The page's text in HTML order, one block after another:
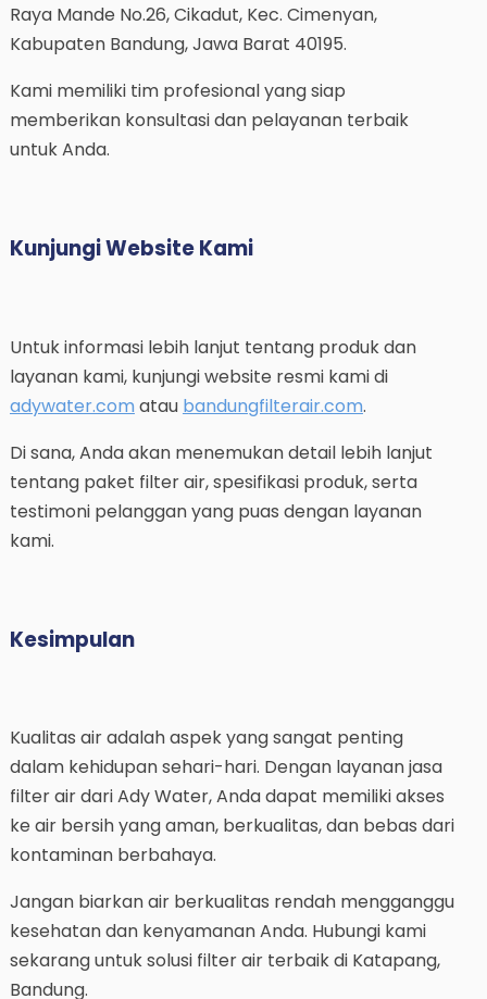
Raya Mande No.26, Cikadut, Kec. Cimenyan,
Kabupaten Bandung, Jawa Barat 40195.
Kami memiliki tim profesional yang siap
memberikan konsultasi dan pelayanan terbaik
untuk Anda.
Kunjungi Website Kami
Untuk informasi lebih lanjut tentang produk dan
layanan kami, kunjungi website resmi kami di
adywater.com atau bandungfilterair.com.
Di sana, Anda akan menemukan detail lebih lanjut
tentang paket filter air, spesifikasi produk, serta
testimoni pelanggan yang puas dengan layanan
kami.
Kesimpulan
Kualitas air adalah aspek yang sangat penting
dalam kehidupan sehari-hari. Dengan layanan jasa
filter air dari Ady Water, Anda dapat memiliki akses
ke air bersih yang aman, berkualitas, dan bebas dari
kontaminan berbahaya.
Jangan biarkan air berkualitas rendah mengganggu
kesehatan dan kenyamanan Anda. Hubungi kami
sekarang untuk solusi filter air terbaik di Katapang,
Bandung.